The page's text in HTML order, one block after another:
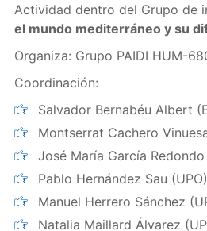
Actividad dentro del Grupo de
el mundo mediterráneo y su
Organiza: Grupo PAIDI HUM-
Coordinación:
Salvador Bernabéu Albert
Montserrat Cachero
José María García Redondo
Pablo Hernández Sau (UPO)
Manuel Herrero Sánchez
Natalia Maillard Álvarez